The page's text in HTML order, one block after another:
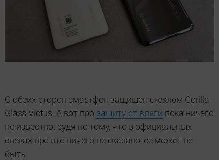
С обеих сторон смартфон защищен стеклом Gorilla
Glass Victus. А вот про защиту от влаги пока ничего
не известно: судя по тому, что в официальных
спеках про это ничего не сказано, ее может не
быть.